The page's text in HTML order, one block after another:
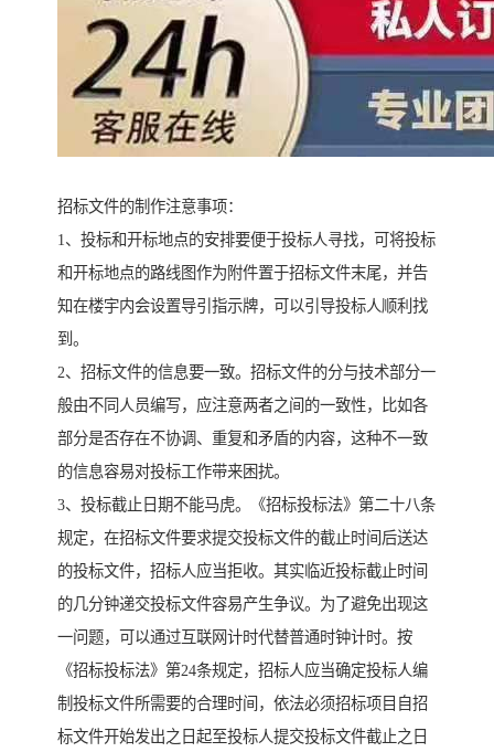
招标文件的制作注意事项：
1、投标和开标地点的安排要便于投标人寻找，可将投标
和开标地点的路线图作为附件置于招标文件末尾，并告
知在楼宇内会设置导引指示牌，可以引导投标人顺利找
到。
2、招标文件的信息要一致。招标文件的分与技术部分一
般由不同人员编写，应注意两者之间的一致性，比如各
部分是否存在不协调、重复和矛盾的内容，这种不一致
的信息容易对投标工作带来困扰。
3、投标截止日期不能马虎。《招标投标法》第二十八条
规定，在招标文件要求提交投标文件的截止时间后送达
的投标文件，招标人应当拒收。其实临近投标截止时间
的几分钟递交投标文件容易产生争议。为了避免出现这
一问题，可以通过互联网计时代替普通时钟计时。按
《招标投标法》第24条规定，招标人应当确定投标人编
制投标文件所需要的合理时间，依法必须招标项目自招
标文件开始发出之日起至投标人提交投标文件截止之日